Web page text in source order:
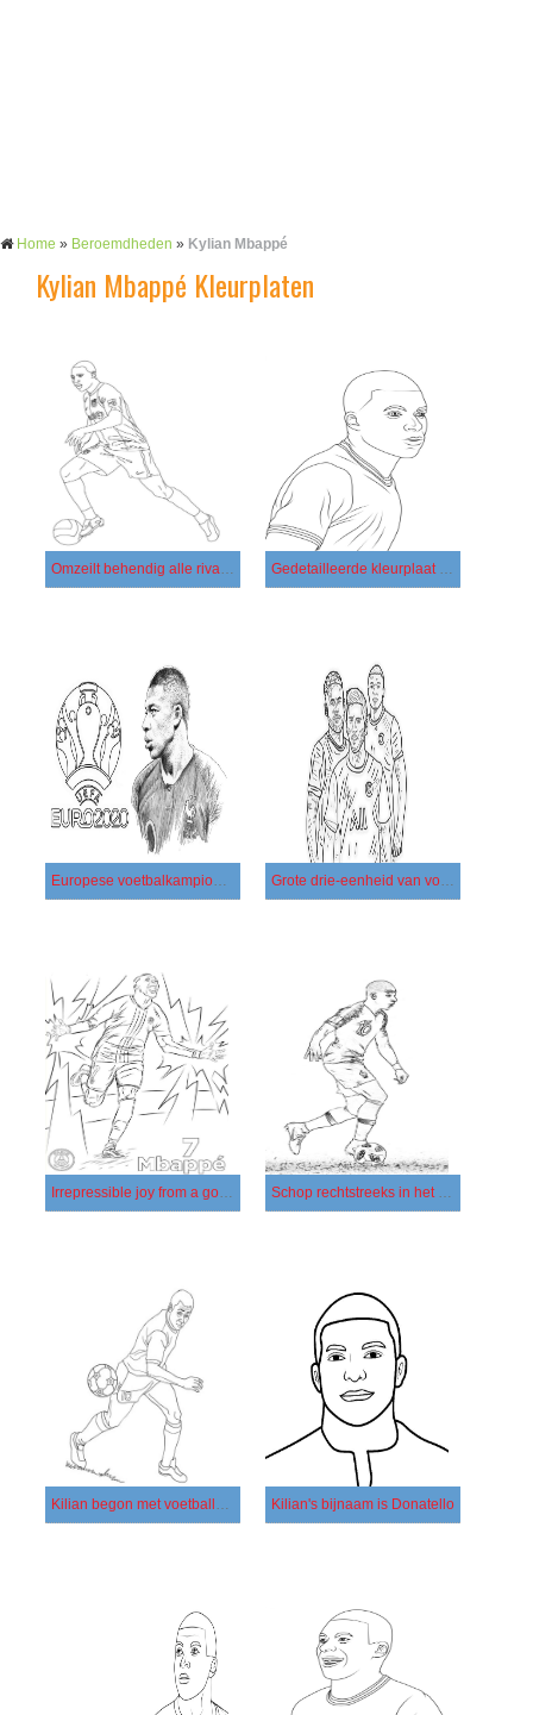
Home » Beroemdheden » Kylian Mbappé
Kylian Mbappé Kleurplaten
Omzeilt behendig alle rivalen van een succesvolle voetballer Gedetailleerde kleurplaat van Kylian Mbappé
Europese voetbalkampioenschappen Grote drie-eenheid van voetballers
Irrepressible joy from a goal scored Schop rechtstreeks in het doel van de tegenstander
Kilian begon met voetballen bij de Bondi-club Kilian's bijnaam is Donatello